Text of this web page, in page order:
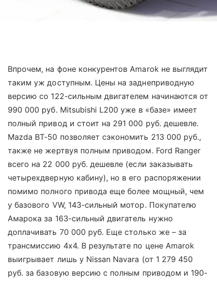
Впрочем, на фоне конкурентов Amarok не выглядит
таким уж доступным. Цены на заднеприводную
версию со 122-сильным двигателем начинаются от
990 000 руб. Mitsubishi L200 уже в «базе» имеет
полный привод и стоит на 291 000 руб. дешевле.
Mazda BT-50 позволяет сэкономить 213 000 руб.,
также не жертвуя полным приводом. Ford Ranger
всего на 22 000 руб. дешевле (если заказывать
четырехдверную кабину), но в его распоряжении
помимо полного привода еще более мощный, чем
у базового VW, 143-сильный мотор. Покупателю
Амарока за 163-сильный двигатель нужно
доплачивать 70 000 руб. Еще столько же – за
трансмиссию 4х4. В результате по цене Amarok
выигрывает лишь у Nissan Navara (от 1 279 450
руб. за базовую версию с полным приводом и 190-